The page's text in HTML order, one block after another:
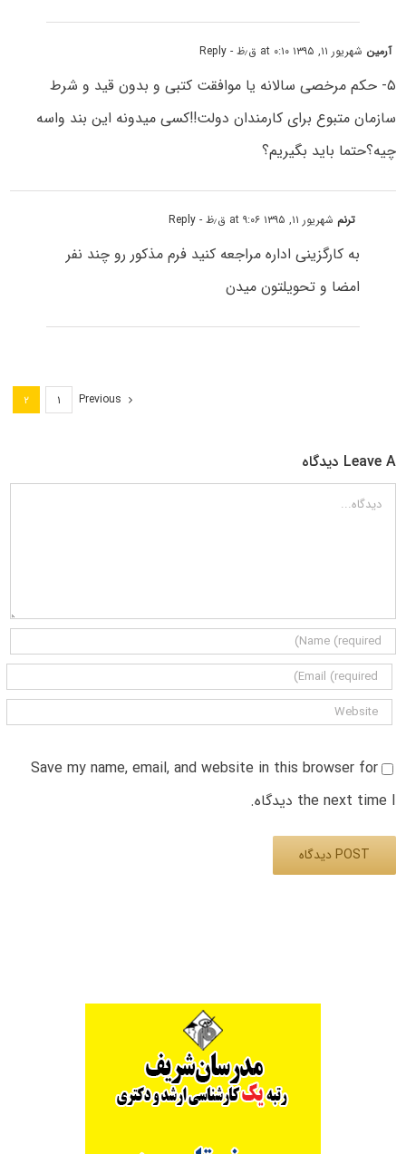
آرمین شهریور ۱۱, ۱۳۹۵ at ۰:۱۰ ق٫ظ - Reply
۵- حکم‌ مرخصی‌ سالانه‌ یا موافقت‌ کتبی‌ و بدون‌ قید و شرط
سازمان‌ متبوع‌ برای‌ کارمندان‌ دولت!!کسی میدونه این بند واسه
چیه؟حتما باید بگیریم؟
ترنم شهریور ۱۱, ۱۳۹۵ at ۹:۰۶ ق٫ظ - Reply
به کارگزینی اداره مراجعه کنید فرم مذکور رو چند نفر
امضا و تحویلتون میدن
Previous ۱ ۲
Leave A دیدگاه
دیدگاه
Save my name, email, and website in this browser for
the next time I دیدگاه.